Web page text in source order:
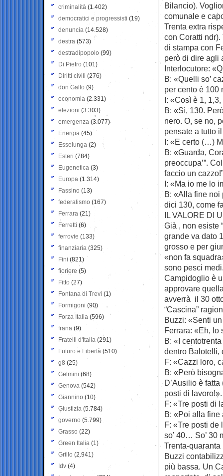
Bilancio).
comunale e
Trenta extra
con Coratti ndr).
di stampa con
però di dire agli
Interlocutore:
B: «Quelli so’
per cento è 100
I: «Così è 1,
B: «Sì, 130.
nero. O, se no,
pensate a tutto il
I: «E certo (…)
B: «Guarda,
preoccupa’”.
faccio un
I: «Ma io me lo
B: «Alla fine noi
dici 130, come
IL VALORE DI
Già , non esiste
grande va dato
grosso e per
«non fa
sono pesci
Campidoglio è
approvare
avverrà il 30
“Cascina”
Buzzi: «Senti
Ferrara: «Eh, lo
B: «I
dentro Balotelli,
F: «Cazzi loro,
B: «Però
D’Ausilio è
posti di lavoro!».
F: «Tre posti di
B: «Poi alla fine
F: «Tre posti
so’ 40… So’ 30
Trenta-
Buzzi
più bassa. Un
criminalità (1.402)
democratici e progressisti (19)
denuncia (14.528)
destra (573)
destradipopolo (99)
Di Pietro (101)
Diritti civili (276)
don Gallo (9)
economia (2.331)
elezioni (3.303)
emergenza (3.077)
Energia (45)
Esselunga (2)
Esteri (784)
Eugenetica (3)
Europa (1.314)
Fassino (13)
federalismo (167)
Ferrara (21)
Ferretti (6)
ferrovie (133)
finanziaria (325)
Fini (821)
fioriere (5)
Fitto (27)
Fontana di Trevi (1)
Formigoni (90)
Forza Italia (596)
frana (9)
Fratelli d'Italia (291)
Futuro e Libertà (510)
g8 (25)
Gelmini (68)
Genova (542)
Giannino (10)
Giustizia (5.784)
governo (5.799)
Grasso (22)
Green Italia (1)
Grillo (2.941)
Idv (4)